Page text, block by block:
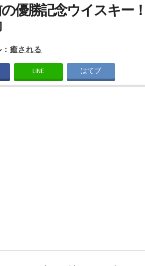
の優勝記念ウイスキ
癒される
LINE はてブ